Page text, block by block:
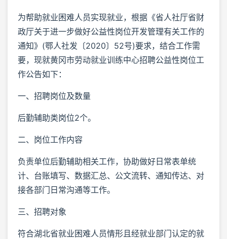
为帮助就业困难人员实现就业，根据《省人社厅省财
政厅关于进一步做好公益性岗位开发管理有关工作的
通知》(鄂人社发〔2020〕52号)要求，结合工作需
要，现就黄冈市劳动就业训练中心招聘公益性岗位工
作公告如下：
一、招聘岗位及数量
后勤辅助类岗位2个。
二、岗位工作内容
负责单位后勤辅助相关工作，协助做好日常表单统
计、台账填写、数据汇总、公文流转、通知传达、对
接各部门日常沟通等工作。
三、招聘对象
符合湖北省就业困难人员情形且经就业部门认定的就